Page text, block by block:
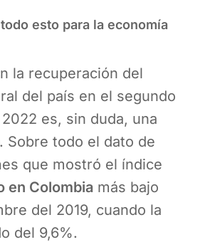
esto para la economía
la recuperación del
del país en el segundo
es, sin duda, una
Sobre todo el dato de
que mostró el índice
en Colombia más bajo
del 2019, cuando la
del 9,6%.